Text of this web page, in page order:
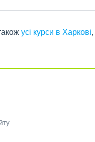
усі курси в Харкові,